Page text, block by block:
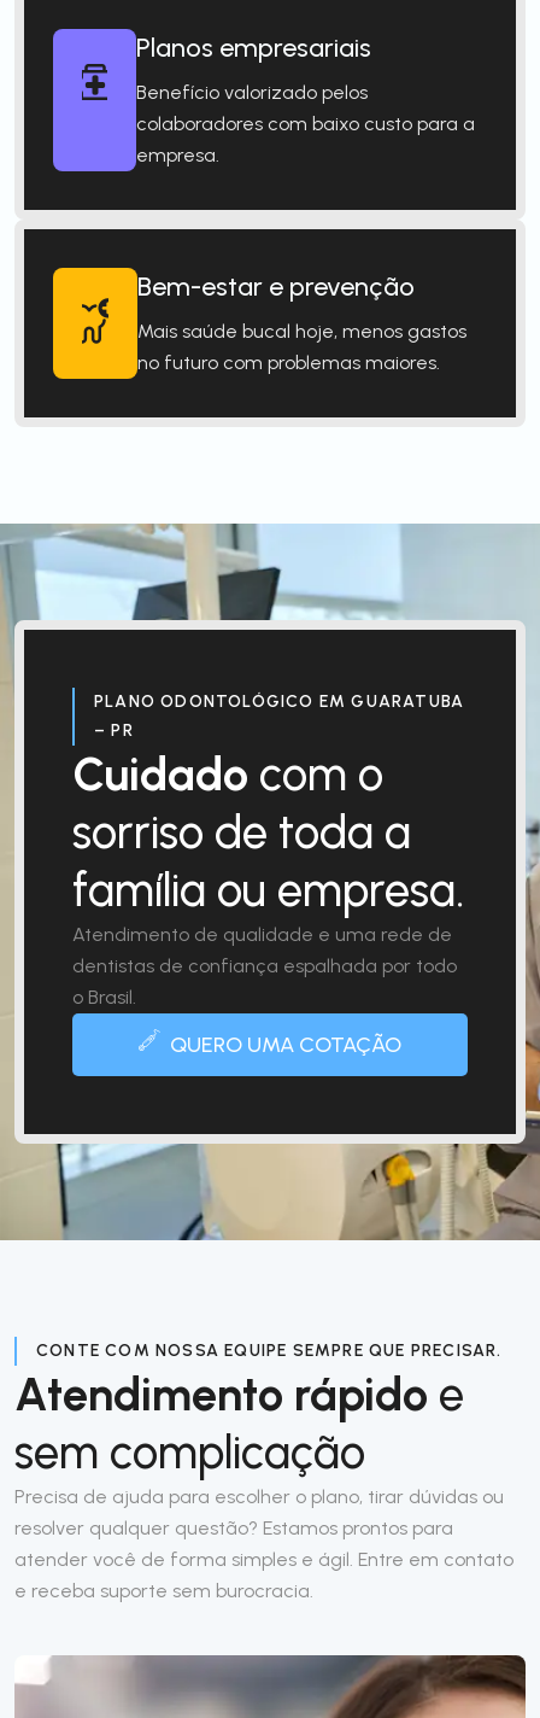
Planos empresariais
Benefício valorizado pelos
colaboradores com baixo custo para a
empresa.
Bem-estar e prevenção
Mais saúde bucal hoje, menos gastos
no futuro com problemas maiores.
PLANO ODONTOLÓGICO EM GUARATUBA
– PR
Cuidado com o
sorriso de toda a
família ou empresa.
Atendimento de qualidade e uma rede de
dentistas de confiança espalhada por todo
o Brasil.
QUERO UMA COTAÇÃO
CONTE COM NOSSA EQUIPE SEMPRE QUE PRECISAR.
Atendimento rápido e
sem complicação
Precisa de ajuda para escolher o plano, tirar dúvidas ou
resolver qualquer questão? Estamos prontos para
atender você de forma simples e ágil. Entre em contato
e receba suporte sem burocracia.